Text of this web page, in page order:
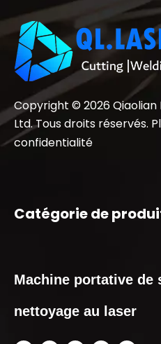
Copyright © 2026Qiaolian
Ltd. Tous droits réservés.
confidentialité
Catégorie de
Machine portative de
nettoyage au laser